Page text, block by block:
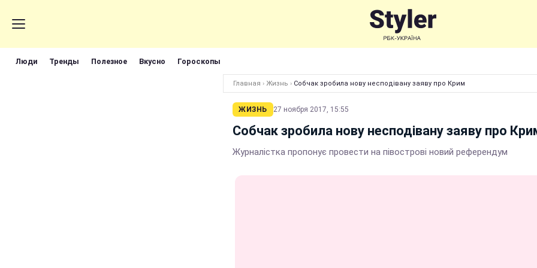
Люди Тренды Полезное Вкусно Гороскопы
Главная › Жизнь › Собчак зробила нову несподівану заяву про Крим
ЖИЗНЬ 27 ноября 2017, 15:55
Собчак зробила нову несподівану заяву про
Журналістка пропонує провести на півострові новий референдум